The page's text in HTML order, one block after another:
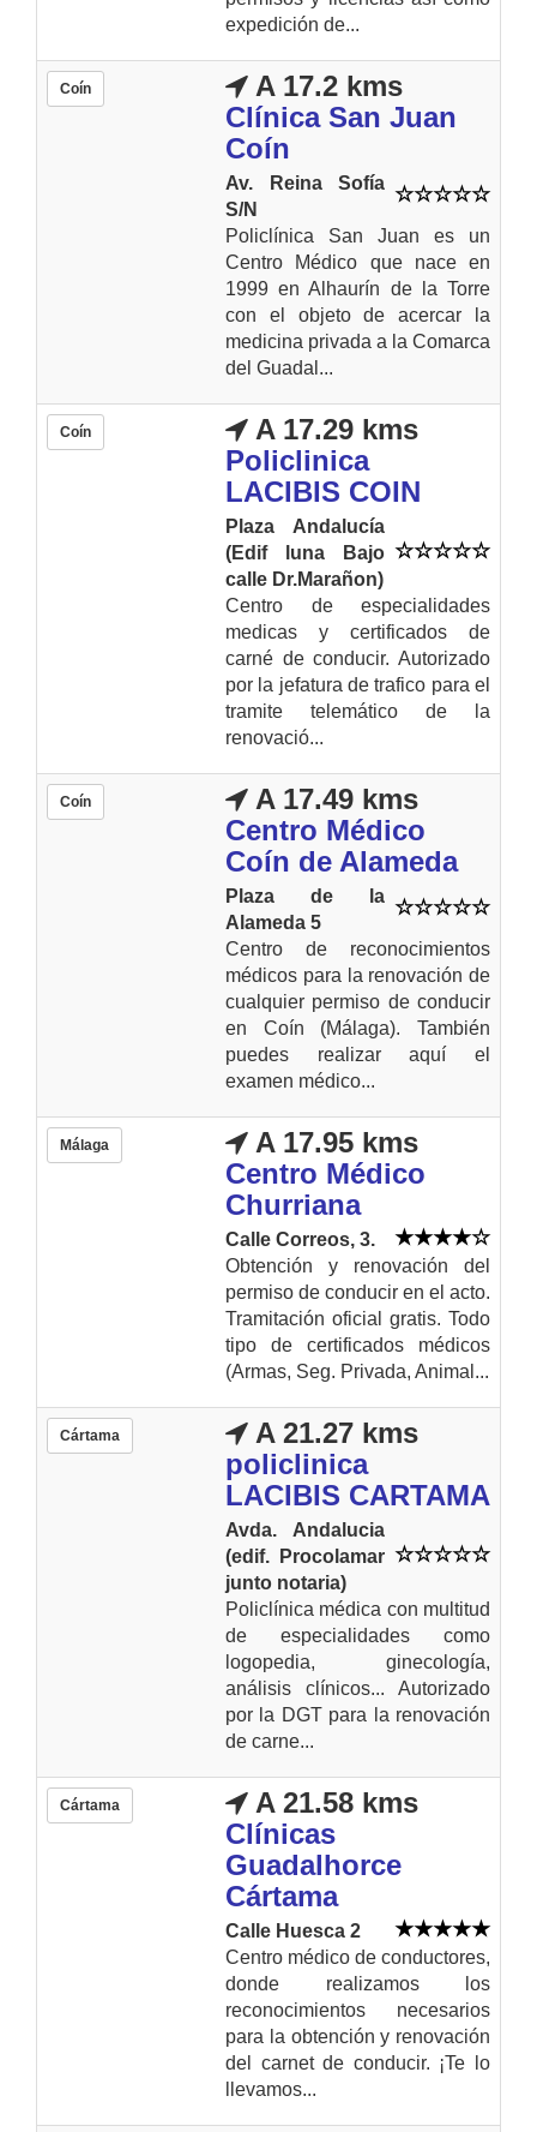
expedición de...
Coín
A 17.2 kms
Clínica San Juan
Coín
Av. Reina Sofía
S/N
Policlínica San Juan es un
Centro Médico que nace en
1999 en Alhaurín de la Torre
con el objeto de acercar la
medicina privada a la Comarca
del Guadal...
Coín
A 17.29 kms
Policlinica
LACIBIS COIN
Plaza Andalucía
(Edif luna Bajo
calle Dr.Marañon)
Centro de especialidades
medicas y certificados de
carné de conducir. Autorizado
por la jefatura de trafico para el
tramite telemático de la
renovació...
Coín
A 17.49 kms
Centro Médico
Coín de Alameda
Plaza de la
Alameda 5
Centro de reconocimientos
médicos para la renovación de
cualquier permiso de conducir
en Coín (Málaga). También
puedes realizar aquí el
examen médico...
Málaga
A 17.95 kms
Centro Médico
Churriana
Calle Correos, 3.
Obtención y renovación del
permiso de conducir en el acto.
Tramitación oficial gratis. Todo
tipo de certificados médicos
(Armas, Seg. Privada, Animal...
Cártama
A 21.27 kms
policlinica
LACIBIS CARTAMA
Avda. Andalucia
(edif. Procolamar
junto notaria)
Policlínica médica con multitud
de especialidades como
logopedia, ginecología,
análisis clínicos... Autorizado
por la DGT para la renovación
de carne...
Cártama
A 21.58 kms
Clínicas
Guadalhorce
Cártama
Calle Huesca 2
Centro médico de conductores,
donde realizamos los
reconocimientos necesarios
para la obtención y renovación
del carnet de conducir. ¡Te lo
llevamos...